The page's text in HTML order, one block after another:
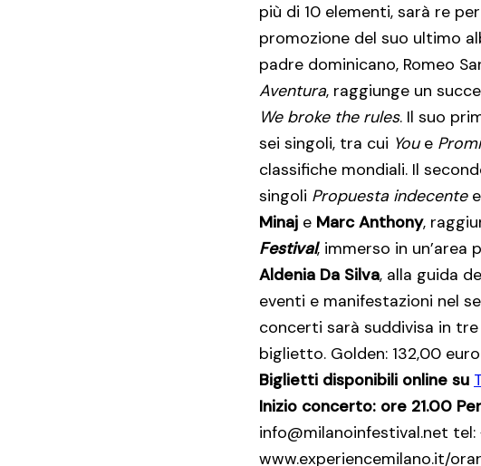
più di 10 elementi, sarà re
promozione del suo ultimo
padre dominicano, Romeo
Aventura, raggiunge un
We broke the rules. Il suo
sei singoli, tra cui Youe
classifiche mondiali. Il
singoli Propuesta indecentee
Minaj e Marc Anthony,
Festival, immerso in
Aldenia Da Silva, alla guida
eventi e manifestazioni nel
concerti sarà suddivisa in
biglietto. Golden: 132,00
Biglietti disponibili online su
Inizio concerto: ore 21.00
info@milanoinfestival.net
www.experiencemilano.it/